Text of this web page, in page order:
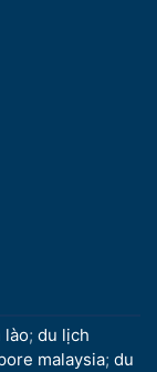
lào; du lịch
malaysia; du